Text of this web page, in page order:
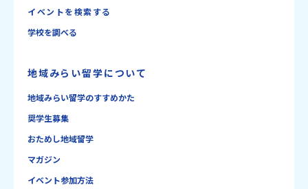
イベントを検索する
学校を調べる
地域みらい留学について
地域みらい留学のすすめかた
奨学生募集
おためし地域留学
マガジン
イベント参加方法